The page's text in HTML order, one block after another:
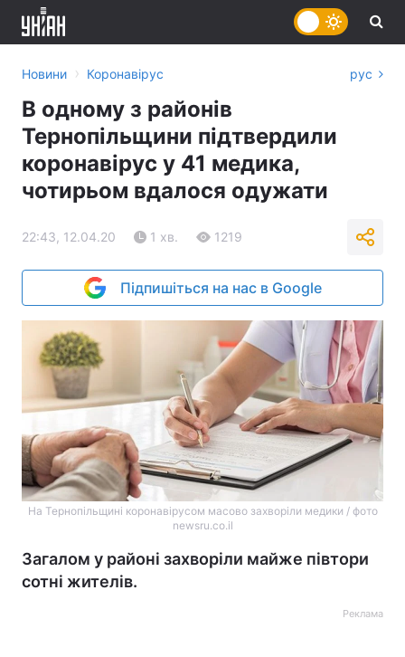
Новини › Коронавірус рус
В одному з районів
Тернопільщини підтвердили
коронавірус у 41 медика,
чотирьом вдалося одужати
22:43, 12.04.20 1 хв. 1219
Підпишіться на нас в Google
На Тернопільщині коронавірусом масово захворіли медики / фото
newsru.co.il
Загалом у районі захворіли майже півтори
сотні жителів.
Реклама